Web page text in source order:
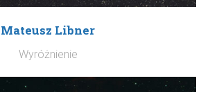
Mateusz Libner
Wyróżnienie